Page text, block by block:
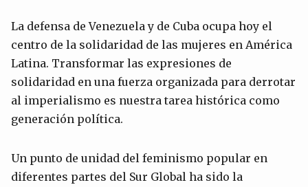
La defensa de Venezuela y de Cuba ocupa hoy el
centro de la solidaridad de las mujeres en América
Latina. Transformar las expresiones de
solidaridad en una fuerza organizada para derrotar
al imperialismo es nuestra tarea histórica como
generación política.
Un punto de unidad del feminismo popular en
diferentes partes del Sur Global ha sido la